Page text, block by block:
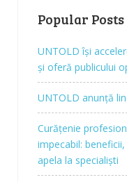
Popular Posts
UNTOLD își
și oferă publicului
UNTOLD anunță
Curățenie
impecabil:
apela la specialiști